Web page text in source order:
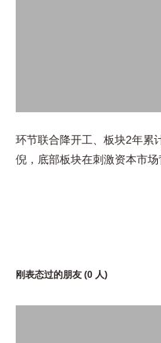
环节联合降开工、板块2年累
倪，底部板块在刺激资本市
刚表态过的朋友 (0 人)